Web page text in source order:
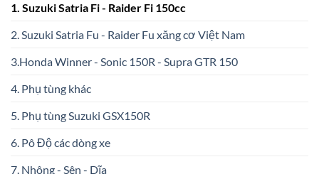
1. Suzuki Satria Fi - Raider Fi 150cc
2. Suzuki Satria Fu - Raider Fu xăng cơ Việt Nam
3.Honda Winner - Sonic 150R - Supra GTR 150
4. Phụ tùng khác
5. Phụ tùng Suzuki GSX150R
6. Pô Độ các dòng xe
7. Nhông - Sên - Dĩa